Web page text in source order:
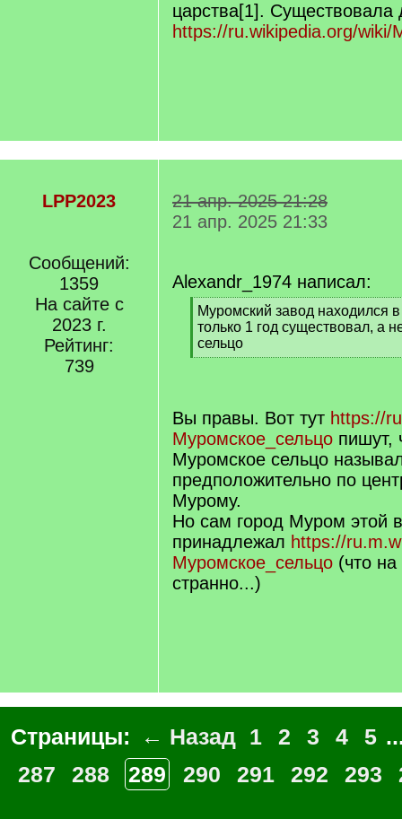
царства[1]. Существовала
https://ru.wikipedia.org/wiki/
LPP2023
Сообщений:
1359
На сайте с
2023 г.
Рейтинг:
739
21 апр. 2025 21:28
21 апр. 2025 21:33
Alexandr_1974 написал:
[
q
]
Муромский завод находился
только 1 год существовал, а
сельцо
[
Вы правы. Вот тут https://
Муромское_сельцо пишут,
Муромское сельцо
предположительно по
Мурому.
Но сам город Муром этой
принадлежал https://
Муромское_сельцо (что на
странно...)
Страницы: ← Назад 1 2 3 4 5
287
288 289 290 291 292 293